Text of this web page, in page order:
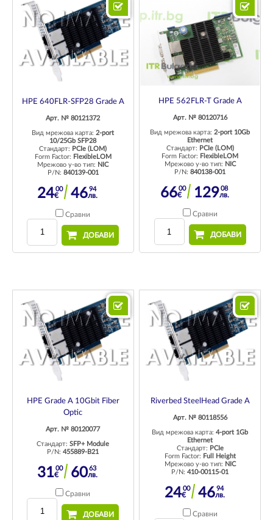
HPE 640FLR-SFP28 Grade A
Арт. № 80121372
Вид мрежова карта:2-port
10/25Gb SFP28
Стандарт: PCIe (LOM)
Form Factor: FlexibleLOM
Мрежово у-во тип: NIC
P/N: 840139-001
2400
€ 4694
лв.
Сравни
ДОБАВИ
HPE 562FLR-T Grade A
Арт. № 80120716
Вид мрежова карта:2-port 10Gb
Ethernet
Стандарт: PCIe (LOM)
Form Factor: FlexibleLOM
Мрежово у-во тип: NIC
P/N:840138-001
6600
€ 12908
лв.
Сравни
ДОБАВИ
HPE Grade A 10Gbit Fiber
Optic
Арт. № 80120077
Стандарт:SFP+ Module
P/N:455889-B21
3100
€ 6063
лв.
Сравни
ДОБАВИ
Riverbed SteelHead Grade A
Арт. № 80118556
Вид мрежова карта:4-port 1Gb
Ethernet
Стандарт: PCIe
Form Factor: Full Height
Мрежово у-во тип: NIC
P/N:410-00115-01
2400
€ 4694
лв.
Сравни